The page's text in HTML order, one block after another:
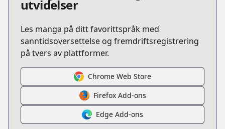
utvidelser
Les manga på ditt favorittspråk med
sanntidsoversettelse og fremdriftsregistrering
på tvers av plattformer.
Chrome Web Store
Firefox Add-ons
Edge Add-ons